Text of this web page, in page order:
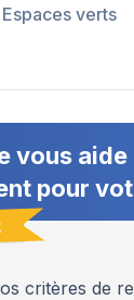
verts
vous
pour
critères de